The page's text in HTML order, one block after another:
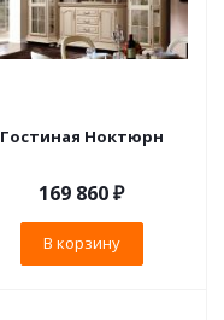
Гостиная Ноктюрн
169 860₽
В корзину